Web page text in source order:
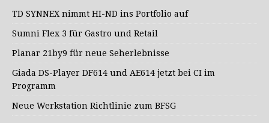
TD SYNNEX nimmt HI-ND ins Portfolio auf
Sumni Flex 3 für Gastro und Retail
Planar 21by9 für neue Seherlebnisse
Giada DS-Player DF614 und AE614 jetzt bei CI im
Programm
Neue Werkstation Richtlinie zum BFSG